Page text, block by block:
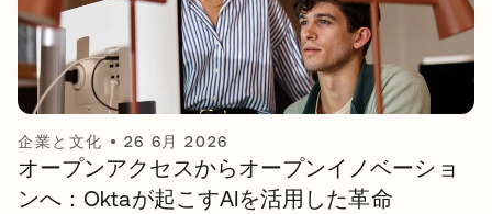
企業と文化 • 26 6月 2026
オープンアクセスからオープンイノベーショ
ンへ：Oktaが起こすAIを活用した革命